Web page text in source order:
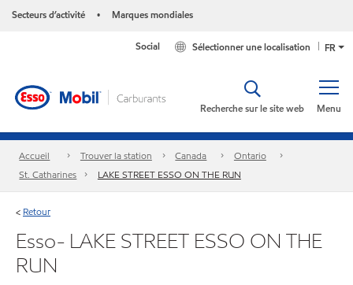
Secteurs d’activité • Marques mondiales
FR
Sélectionner une localisation
Social
Menu
Recherche sur le site web
Accueil Trouver la station Canada
Ontario
St. Catharines
LAKE STREET ESSO ON THE RUN
< Retour
Esso- LAKE STREET ESSO ON THE
RUN